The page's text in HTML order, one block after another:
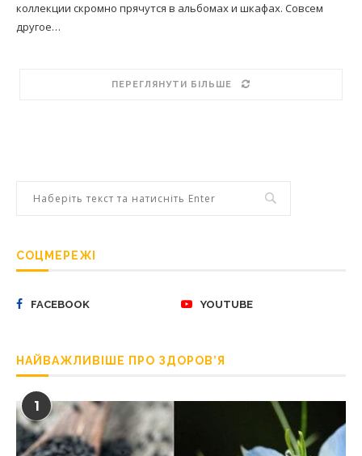
коллекции скромно прячутся в альбомах и шкафах. Совсем
другое…
ПЕРЕГЛЯНУТИ БІЛЬШЕ
СОЦМЕРЕЖІ
FACEBOOK YOUTUBE
НАЙВАЖЛИВІШЕ ПРО ЗДОРОВ’Я
1